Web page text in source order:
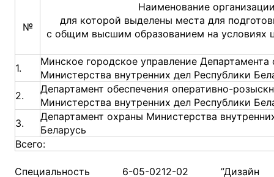
№
Наименование
для которой выделены места для
с общим высшим образованием на условиях
1.
Минское городское управление Департамента
Министерства внутренних дел Республики
2.
Департамент обеспечения оперативно-
Министерства внутренних дел Республики
3.
Департамент охраны Министерства
Беларусь
Всего:
Специальность 6-05-0212-02 ”Дизайн